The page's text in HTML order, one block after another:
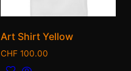
Art Shirt Yellow
CHF 100.00